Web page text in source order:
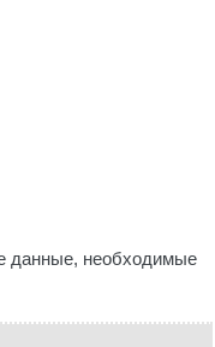
данные, необходимые